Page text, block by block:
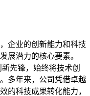
业的创新能力和科技
展潜力的核心要素。
先锋，始终将技术创
多年来，公司凭借卓越
的科技成果转化能力，